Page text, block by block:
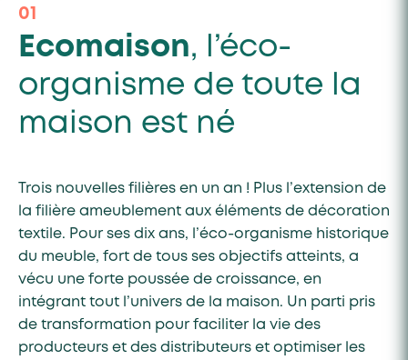
01
Ecomaison, l’éco-
organisme de toute la
maison est né
Trois nouvelles filières en un an ! Plus l’extension de
la filière ameublement aux éléments de décoration
textile. Pour ses dix ans, l’éco-organisme historique
du meuble, fort de tous ses objectifs atteints, a
vécu une forte poussée de croissance, en
intégrant tout l’univers de la maison. Un parti pris
de transformation pour faciliter la vie des
producteurs et des distributeurs et optimiser les